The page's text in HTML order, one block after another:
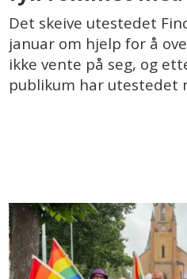
Det skeive utestedet
januar om hjelp for å
ikke vente på seg, og
publikum har utestedet